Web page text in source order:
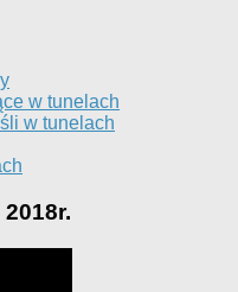
w tunelach
w tunelach